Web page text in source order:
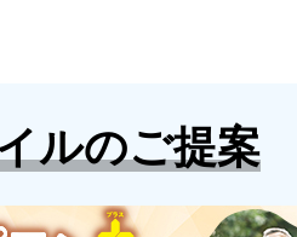
ルのご提案